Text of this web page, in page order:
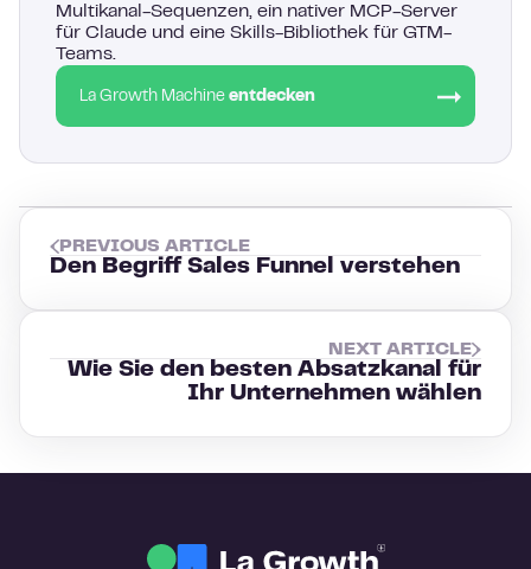
Multikanal-Sequenzen, ein nativer MCP-Server
für Claude und eine Skills-Bibliothek für GTM-
Teams.
La Growth Machine entdecken
PREVIOUS ARTICLE
Den Begriff Sales Funnel verstehen
NEXT ARTICLE
Wie Sie den besten Absatzkanal für
Ihr Unternehmen wählen